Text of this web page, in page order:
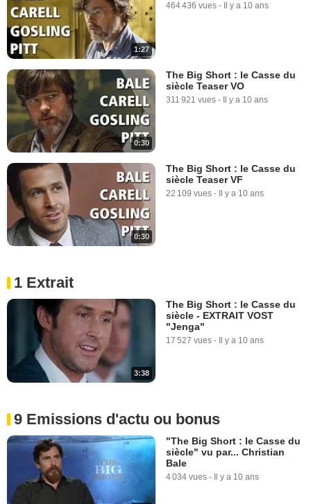
1:27
464 436 vues - Il y a 10 ans
0:30
The Big Short : le Casse du
siècle Teaser VO
311 921 vues - Il y a 10 ans
0:30
The Big Short : le Casse du
siècle Teaser VF
22 109 vues - Il y a 10 ans
1 Extrait
3:38
The Big Short : le Casse du
siècle - EXTRAIT VOST
"Jenga"
17 527 vues - Il y a 10 ans
9 Emissions d'actu ou bonus
"The Big Short : le Casse du
siècle" vu par... Christian
Bale
4 034 vues - Il y a 10 ans